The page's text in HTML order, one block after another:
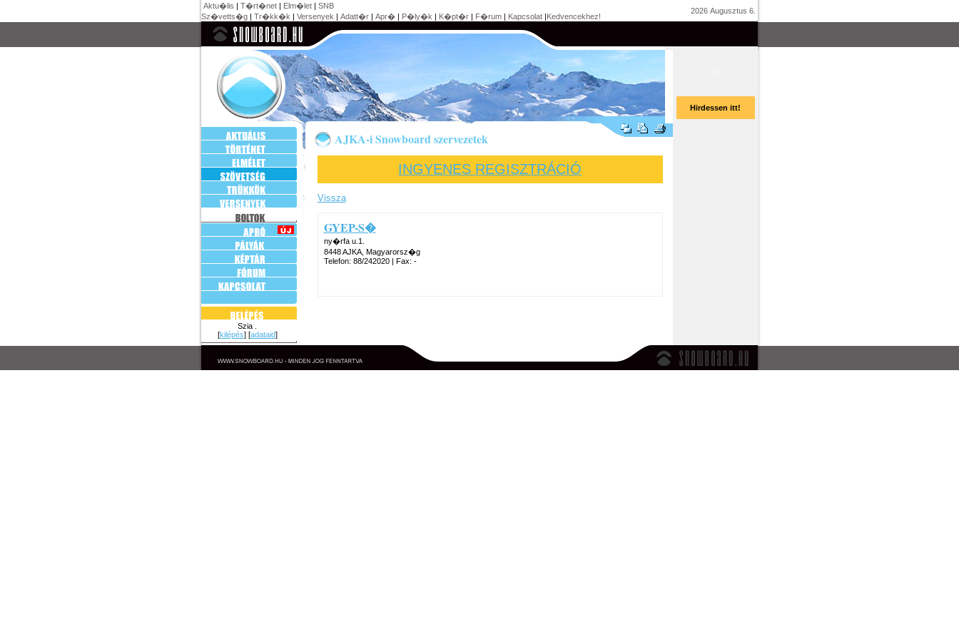
Aktu�lis | T�rt�net | Elm�let | SNB
Sz�vetts�g | Tr�kk�k | Versenyek | Adatt�r | Apr� | P�ly�k | K�pt�r | F�rum | Kapcsolat |Kedvencekhez!
2026 Augusztus 6.
Szia .
[kilépés] [adataid]
AJKA-i Snowboard szervezetek
INGYENES REGISZTRÁCIÓ
Vissza
GYEP-S�
ny�rfa u.1.
8448 AJKA, Magyarorsz�g
Telefon: 88/242020 | Fax: -
Hirdessen itt!